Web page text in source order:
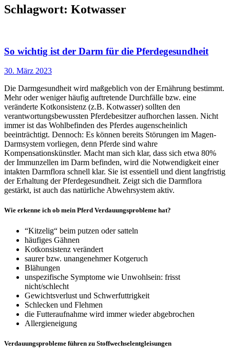
Schlagwort: Kotwasser
So wichtig ist der Darm für die Pferdegesundheit
30. März 2023
Die Darmgesundheit wird maßgeblich von der Ernährung bestimmt.
Mehr oder weniger häufig auftretende Durchfälle bzw. eine
veränderte Kotkonsistenz (z.B. Kotwasser) sollten den
verantwortungsbewussten Pferdebesitzer aufhorchen lassen. Nicht
immer ist das Wohlbefinden des Pferdes augenscheinlich
beeinträchtigt. Dennoch: Es können bereits Störungen im Magen-
Darmsystem vorliegen, denn Pferde sind wahre
Kompensationskünstler. Macht man sich klar, dass sich etwa 80%
der Immunzellen im Darm befinden, wird die Notwendigkeit einer
intakten Darmflora schnell klar. Sie ist essentiell und dient langfristig
der Erhaltung der Pferdegesundheit. Zeigt sich die Darmflora
gestärkt, ist auch das natürliche Abwehrsystem aktiv.
Wie erkenne ich ob mein Pferd Verdauungsprobleme hat?
“Kitzelig“ beim putzen oder satteln
häufiges Gähnen
Kotkonsistenz verändert
saurer bzw. unangenehmer Kotgeruch
Blähungen
unspezifische Symptome wie Unwohlsein: frisst
nicht/schlecht
Gewichtsverlust und Schwerfuttrigkeit
Schlecken und Flehmen
die Futteraufnahme wird immer wieder abgebrochen
Allergieneigung
Verdauungsprobleme führen zu Stoffwechselentgleisungen